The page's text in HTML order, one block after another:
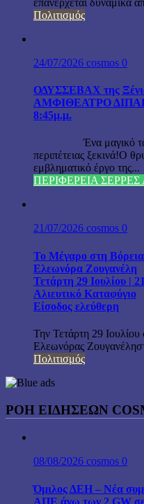
Πολιτισμός
24/07/2026 cosmos 0
ΟΔΥΣΣΕΒΑΧ της
ΑΜΦΙΘΕΑΤΡΟ ΔΙΠΑΕ
8:45μ.μ.
Ένα μαγικό ταξίδι
περιπέτειας ξεκινά!Ο
εμβληματικό έργο της...
ΠΕΡΙΦΕΡΕΙΑ
21/07/2026 cosmos 0
Το Μέγαρο στη
Ελεωνόρα Ζουγανέλη
Τετάρτη 29 Ιουλίου |
Αλιευτικό Καταφύγιο
Είσοδος ελεύθερη
Την Τετάρτη 29 Ιουλίου
Ελεωνόρας
Πολιτισμός
ΡΟΗ ΕΙΔΗΣΕΩΝ
08/08/2026 cosmos 0
Όμιλος ΔΕΗ – Νέα
ΑΠΕ άνω των 2 GW